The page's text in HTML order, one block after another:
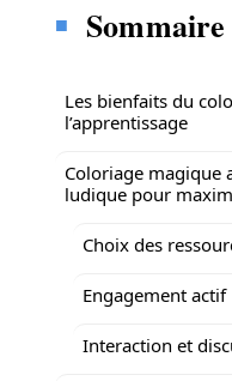
Sommaire
Les bienfaits du
l’apprentissage
Coloriage magique
ludique pour
Choix des
Engagement actif
Interaction et